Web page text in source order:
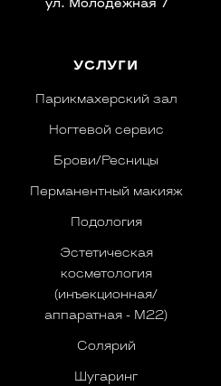
ул. Молодежная 7
УСЛУГИ
Парикмахерский зал
Ногтевой сервис
Брови/Ресницы
Перманентный макияж
Подология
Эстетическая
косметология
(инъекционная/
аппаратная - M22)
Солярий
Шугаринг